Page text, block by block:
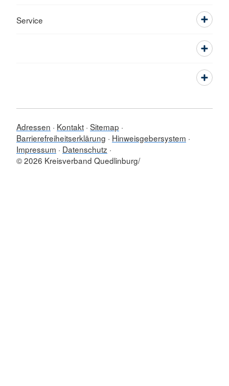
Service
Adressen Kontakt Sitemap
Barrierefreiheitserklärung
Hinweisgebersystem
Impressum
Datenschutz
© 2026 Kreisverband Quedlinburg/